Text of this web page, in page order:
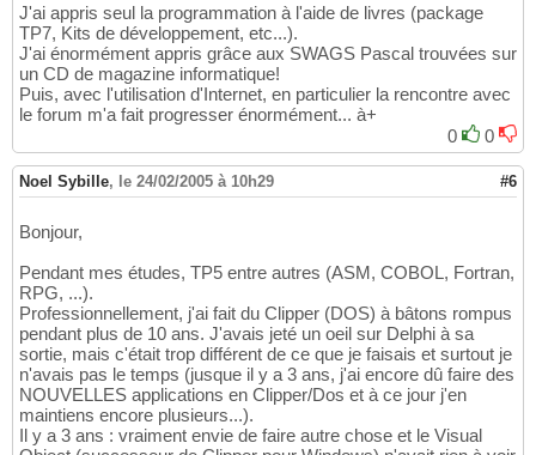
J'ai appris seul la programmation à l'aide de livres (package
TP7, Kits de développement, etc...).
J'ai énormément appris grâce aux SWAGS Pascal trouvées sur
un CD de magazine informatique!
Puis, avec l'utilisation d'Internet, en particulier la rencontre avec
le forum m'a fait progresser énormément... à+
0
0
Noel Sybille, le 24/02/2005 à 10h29 #6
Bonjour,
Pendant mes études, TP5 entre autres (ASM, COBOL, Fortran,
RPG, ...).
Professionnellement, j'ai fait du Clipper (DOS) à bâtons rompus
pendant plus de 10 ans. J'avais jeté un oeil sur Delphi à sa
sortie, mais c'était trop différent de ce que je faisais et surtout je
n'avais pas le temps (jusque il y a 3 ans, j'ai encore dû faire des
NOUVELLES applications en Clipper/Dos et à ce jour j'en
maintiens encore plusieurs...).
Il y a 3 ans : vraiment envie de faire autre chose et le Visual